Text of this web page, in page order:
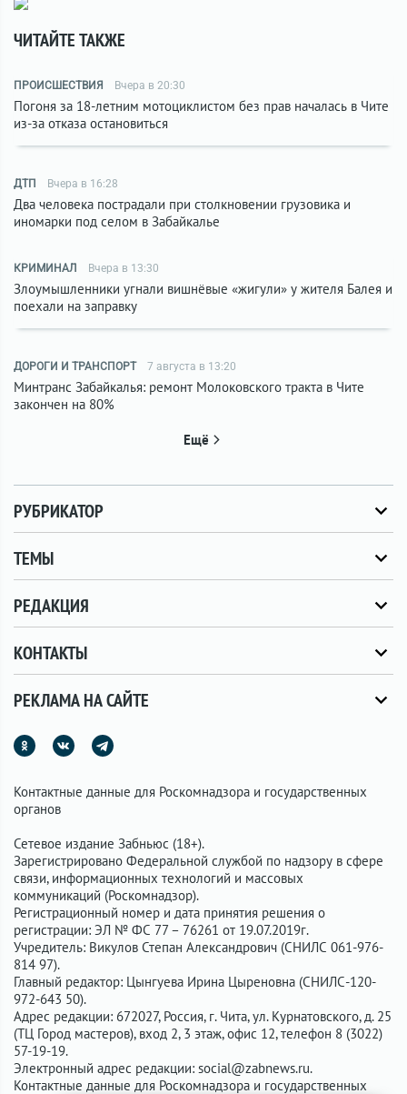
ЧИТАЙТЕ ТАКЖЕ
ПРОИСШЕСТВИЯ Вчера в 20:30
Погоня за 18-летним мотоциклистом без прав началась в Чите
из-за отказа остановиться
ДТП Вчера в 16:28
Два человека пострадали при столкновении грузовика и
иномарки под селом в Забайкалье
КРИМИНАЛ Вчера в 13:30
Злоумышленники угнали вишнёвые «жигули» у жителя Балея и
поехали на заправку
ДОРОГИ И ТРАНСПОРТ 7 августа в 13:20
Минтранс Забайкалья: ремонт Молоковского тракта в Чите
закончен на 80%
Ещё
РУБРИКАТОР
ТЕМЫ
РЕДАКЦИЯ
КОНТАКТЫ
РЕКЛАМА НА САЙТЕ
Контактные данные для Роскомнадзора и государственных
органов
Сетевое издание Забньюс (18+).
Зарегистрировано Федеральной службой по надзору в сфере
связи, информационных технологий и массовых
коммуникаций (Роскомнадзор).
Регистрационный номер и дата принятия решения о
регистрации: ЭЛ № ФС 77 – 76261 от 19.07.2019г.
Учредитель: Викулов Степан Александрович (СНИЛС 061-976-
814 97).
Главный редактор: Цынгуева Ирина Цыреновна (СНИЛС-120-
972-643 50).
Адрес редакции: 672027, Россия, г. Чита, ул. Курнатовского, д. 25
(ТЦ Город мастеров), вход 2, 3 этаж, офис 12, телефон 8 (3022)
57-19-19.
Электронный адрес редакции: social@zabnews.ru.
Контактные данные для Роскомнадзора и государственных